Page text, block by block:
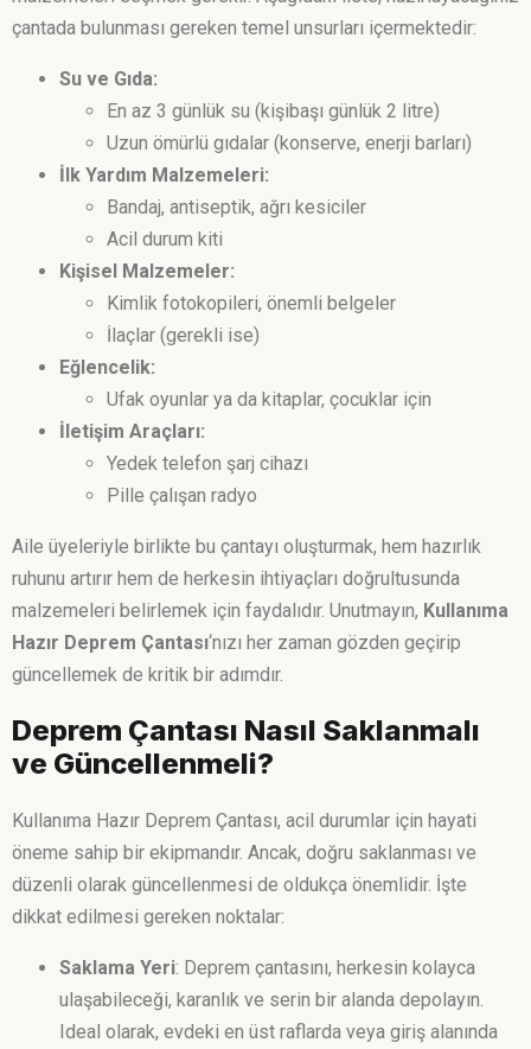
çantada bulunması gereken temel unsurları içermektedir:
Su ve Gıda:
En az 3 günlük su (kişibaşı günlük 2 litre)
Uzun ömürlü gıdalar (konserve, enerji barları)
İlk Yardım Malzemeleri:
Bandaj, antiseptik, ağrı kesiciler
Acil durum kiti
Kişisel Malzemeler:
Kimlik fotokopileri, önemli belgeler
İlaçlar (gerekli ise)
Eğlencelik:
Ufak oyunlar ya da kitaplar, çocuklar için
İletişim Araçları:
Yedek telefon şarj cihazı
Pille çalışan radyo
Aile üyeleriyle birlikte bu çantayı oluşturmak, hem hazırlık
ruhunu artırır hem de herkesin ihtiyaçları doğrultusunda
malzemeleri belirlemek için faydalıdır. Unutmayın, Kullanıma
Hazır Deprem Çantası‘nızı her zaman gözden geçirip
güncellemek de kritik bir adımdır.
Deprem Çantası Nasıl Saklanmalı
ve Güncellenmeli?
Kullanıma Hazır Deprem Çantası, acil durumlar için hayati
öneme sahip bir ekipmandır. Ancak, doğru saklanması ve
düzenli olarak güncellenmesi de oldukça önemlidir. İşte
dikkat edilmesi gereken noktalar:
Saklama Yeri: Deprem çantasını, herkesin kolayca
ulaşabileceği, karanlık ve serin bir alanda depolayın.
Ideal olarak, evdeki en üst raflarda veya giriş alanında